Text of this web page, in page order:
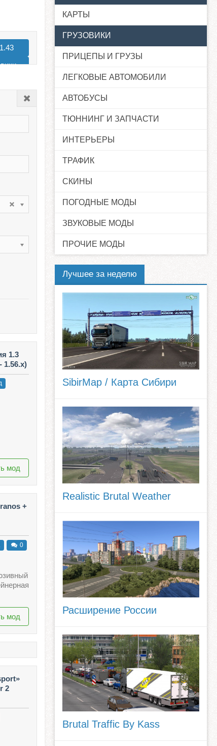
1.3
1.56.x)
мод
+
0
мод
2
КАРТЫ
ГРУЗОВИКИ
ПРИЦЕПЫ И ГРУЗЫ
ЛЕГКОВЫЕ АВТОМОБИЛИ
АВТОБУСЫ
ТЮННИНГ И ЗАПЧАСТИ
ИНТЕРЬЕРЫ
ТРАФИК
СКИНЫ
ПОГОДНЫЕ МОДЫ
ЗВУКОВЫЕ МОДЫ
ПРОЧИЕ МОДЫ
Лучшее за неделю
SibirMap / Карта Сибири
Realistic Brutal Weather
Расширение России
Brutal Traffic By Kass